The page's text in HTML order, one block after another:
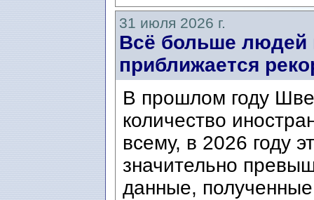
31 июля 2026 г.
Всё больше
приближается
В прошлом году
количество
всему, в 2026 году
значительно
данные,